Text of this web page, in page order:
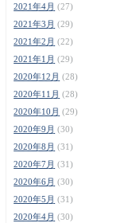
2021年4月 (27)
2021年3月 (29)
2021年2月 (22)
2021年1月 (29)
2020年12月 (28)
2020年11月 (28)
2020年10月 (29)
2020年9月 (30)
2020年8月 (31)
2020年7月 (31)
2020年6月 (30)
2020年5月 (31)
2020年4月 (30)